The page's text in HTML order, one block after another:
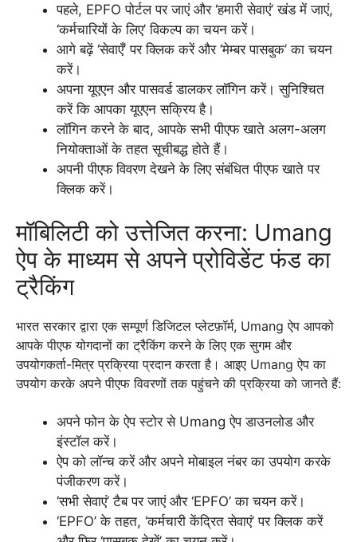
पहले, EPFO पोर्टल पर जाएं और ‘हमारी सेवाएं’ खंड में जाएं,
‘कर्मचारियों के लिए’ विकल्प का चयन करें।
आगे बढ़ें ‘सेवाएँ’ पर क्लिक करें और ‘मेम्बर पासबुक’ का चयन
करें।
अपना यूएएन और पासवर्ड डालकर लॉगिन करें। सुनिश्चित
करें कि आपका यूएएन सक्रिय है।
लॉगिन करने के बाद, आपके सभी पीएफ खाते अलग-अलग
नियोक्ताओं के तहत सूचीबद्ध होते हैं।
अपनी पीएफ विवरण देखने के लिए संबंधित पीएफ खाते पर
क्लिक करें।
मॉबिलिटी को उत्तेजित करना: Umang
ऐप के माध्यम से अपने प्रोविडेंट फंड का
ट्रैकिंग
भारत सरकार द्वारा एक सम्पूर्ण डिजिटल प्लेटफ़ॉर्म, Umang ऐप आपको
आपके पीएफ योगदानों का ट्रैकिंग करने के लिए एक सुगम और
उपयोगकर्ता-मित्र प्रक्रिया प्रदान करता है। आइए Umang ऐप का
उपयोग करके अपने पीएफ विवरणों तक पहुंचने की प्रक्रिया को जानते हैं:
अपने फोन के ऐप स्टोर से Umang ऐप डाउनलोड और
इंस्टॉल करें।
ऐप को लॉन्च करें और अपने मोबाइल नंबर का उपयोग करके
पंजीकरण करें।
‘सभी सेवाएं’ टैब पर जाएं और ‘EPFO’ का चयन करें।
‘EPFO’ के तहत, ‘कर्मचारी केंद्रित सेवाएं’ पर क्लिक करें